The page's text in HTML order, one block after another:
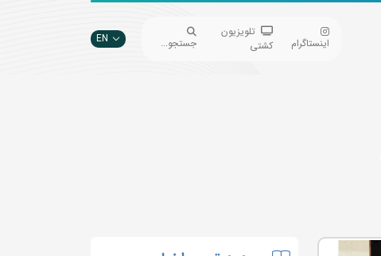
اینستاگرام
تلویزیون
کشتی
جستجو... EN